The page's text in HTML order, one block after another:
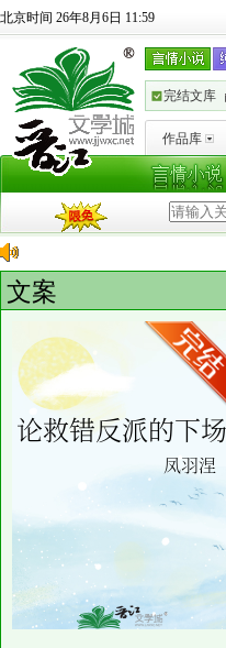
北京时间 26年8月6日 11:59
完结文库
作品库
文案